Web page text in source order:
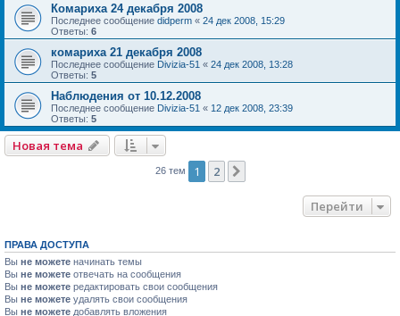
Комариха 24 декабря 2008
Последнее сообщение didperm « 24 дек 2008, 15:29
Ответы: 6
комариха 21 декабря 2008
Последнее сообщение Divizia-51 « 24 дек 2008, 13:28
Ответы: 5
Наблюдения от 10.12.2008
Последнее сообщение Divizia-51 « 12 дек 2008, 23:39
Ответы: 5
Новая тема
26 тем 1 2
Перейти
ПРАВА ДОСТУПА
Вы не можете начинать темы
Вы не можете отвечать на сообщения
Вы не можете редактировать свои сообщения
Вы не можете удалять свои сообщения
Вы не можете добавлять вложения